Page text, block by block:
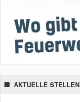
AKTUELLE